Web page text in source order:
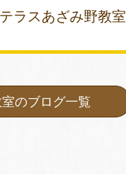
ラスあざみ野教室
のブログ一覧